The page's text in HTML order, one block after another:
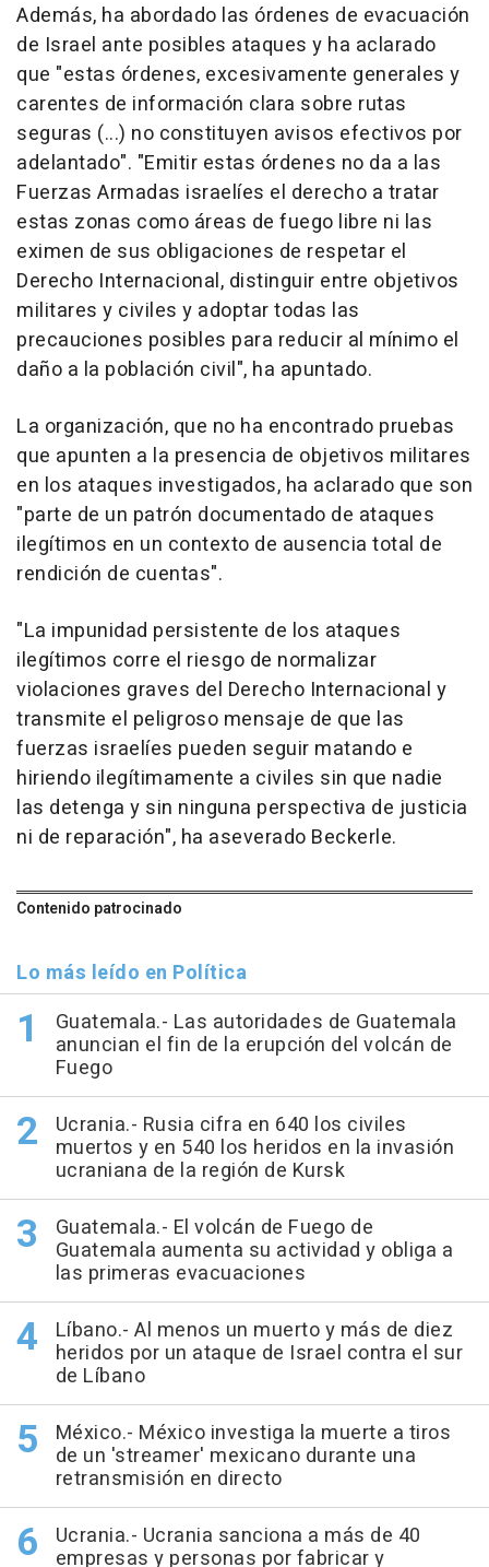
Además, ha abordado las órdenes de evacuación
de Israel ante posibles ataques y ha aclarado
que "estas órdenes, excesivamente generales y
carentes de información clara sobre rutas
seguras (...) no constituyen avisos efectivos por
adelantado". "Emitir estas órdenes no da a las
Fuerzas Armadas israelíes el derecho a tratar
estas zonas como áreas de fuego libre ni las
eximen de sus obligaciones de respetar el
Derecho Internacional, distinguir entre objetivos
militares y civiles y adoptar todas las
precauciones posibles para reducir al mínimo el
daño a la población civil", ha apuntado.
La organización, que no ha encontrado pruebas
que apunten a la presencia de objetivos militares
en los ataques investigados, ha aclarado que son
"parte de un patrón documentado de ataques
ilegítimos en un contexto de ausencia total de
rendición de cuentas".
"La impunidad persistente de los ataques
ilegítimos corre el riesgo de normalizar
violaciones graves del Derecho Internacional y
transmite el peligroso mensaje de que las
fuerzas israelíes pueden seguir matando e
hiriendo ilegítimamente a civiles sin que nadie
las detenga y sin ninguna perspectiva de justicia
ni de reparación", ha aseverado Beckerle.
Contenido patrocinado
Lo más leído en Política
Guatemala.- Las autoridades de Guatemala
anuncian el fin de la erupción del volcán de
Fuego
Ucrania.- Rusia cifra en 640 los civiles
muertos y en 540 los heridos en la invasión
ucraniana de la región de Kursk
Guatemala.- El volcán de Fuego de
Guatemala aumenta su actividad y obliga a
las primeras evacuaciones
Líbano.- Al menos un muerto y más de diez
heridos por un ataque de Israel contra el sur
de Líbano
México.- México investiga la muerte a tiros
de un 'streamer' mexicano durante una
retransmisión en directo
Ucrania.- Ucrania sanciona a más de 40
empresas y personas por fabricar y